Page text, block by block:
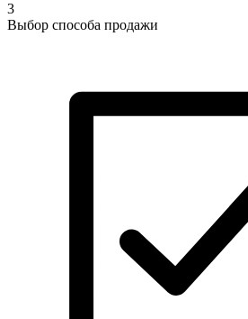
3
Выбор способа продажи